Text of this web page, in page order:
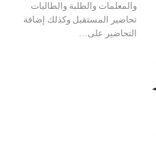
والمعلمات والطلبة والطالبات
تحاضير المستقبل وكذلك إضافة
التحاضير على…